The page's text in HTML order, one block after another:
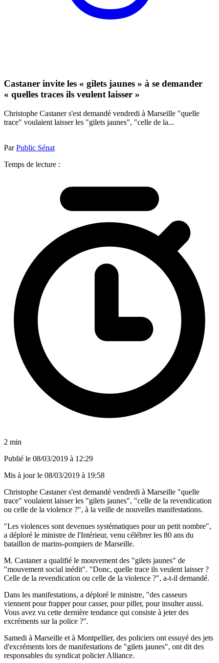
Castaner invite les « gilets jaunes » à se demander
« quelles traces ils veulent laisser »
Christophe Castaner s'est demandé vendredi à Marseille "quelle
trace" voulaient laisser les "gilets jaunes", "celle de la...
ParPublic Sénat
Temps de lecture :
2 min
Publié le 08/03/2019 à 12:29
Mis à jour le 08/03/2019 à 19:58
Christophe Castaner s'est demandé vendredi à Marseille "quelle
trace" voulaient laisser les "gilets jaunes", "celle de la revendication
ou celle de la violence ?", à la veille de nouvelles manifestations.
"Les violences sont devenues systématiques pour un petit nombre",
a déploré le ministre de l'Intérieur, venu célébrer les 80 ans du
bataillon de marins-pompiers de Marseille.
M. Castaner a qualifié le mouvement des "gilets jaunes" de
"mouvement social inédit". "Donc, quelle trace ils veulent laisser ?
Celle de la revendication ou celle de la violence ?", a-t-il demandé.
Dans les manifestations, a déploré le ministre, "des casseurs
viennent pour frapper pour casser, pour piller, pour insulter aussi.
Vous avez vu cette dernière tendance qui consiste à jeter des
excréments sur la police ?".
Samedi à Marseille et à Montpellier, des policiers ont essuyé des jets
d'excréments lors de manifestations de "gilets jaunes", ont dit des
responsables du syndicat policier Alliance.